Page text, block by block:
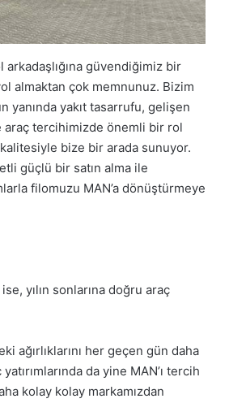
güvendiğimiz bir
almaktan çok memnunuz. Bizim
yakıt tasarrufu, gelişen
araç tercihimizde önemli bir rol
kalitesiyle bize bir arada sunuyor.
güçlü bir satın alma ile
filomuzu MAN’a dönüştürmeye
yılın sonlarına doğru araç
ağırlıklarını her geçen gün daha
da yine MAN’ı tercih
kolay kolay markamızdan